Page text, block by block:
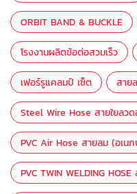
ORBIT BAND & BUCKLE
โรงงานผลิตข้อต่อสวมเร็ว
เฟอร์รูแคลมป์ เซ็ต สาย
Steel Wire Hose สายใยลว
PVC Air Hose สายลม (อเน
PVC TWIN WELDING